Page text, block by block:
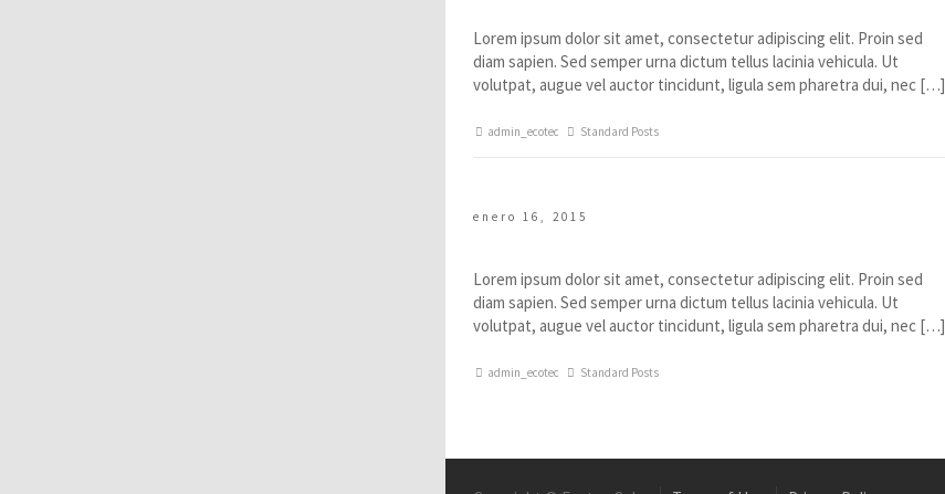
Lorem ipsum dolor sit amet, consectetur adipiscing elit. Proin sed
diam sapien. Sed semper urna dictum tellus lacinia vehicula. Ut
volutpat, augue vel auctor tincidunt, ligula sem pharetra dui, nec […]
admin_ecotec Standard Posts
enero 16, 2015
Lorem ipsum dolor sit amet, consectetur adipiscing elit. Proin sed
diam sapien. Sed semper urna dictum tellus lacinia vehicula. Ut
volutpat, augue vel auctor tincidunt, ligula sem pharetra dui, nec […]
admin_ecotec Standard Posts